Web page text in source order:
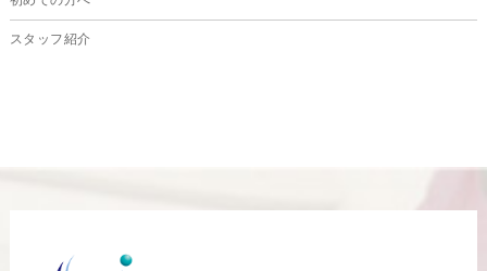
2023年11月
スタッフ紹介